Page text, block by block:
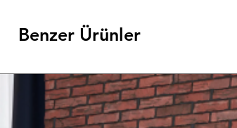
Benzer Ürünler